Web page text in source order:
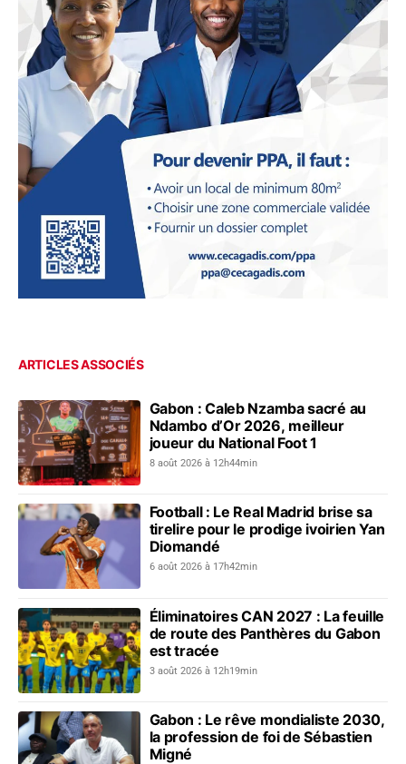
ARTICLES ASSOCIÉS
Gabon : Caleb Nzamba sacré au
Ndambo d’Or 2026, meilleur
joueur du National Foot 1
8 août 2026 à 12h44min
Football : Le Real Madrid brise sa
tirelire pour le prodige ivoirien Yan
Diomandé
6 août 2026 à 17h42min
Éliminatoires CAN 2027 : La feuille
de route des Panthères du Gabon
est tracée
3 août 2026 à 12h19min
Gabon : Le rêve mondialiste 2030,
la profession de foi de Sébastien
Migné